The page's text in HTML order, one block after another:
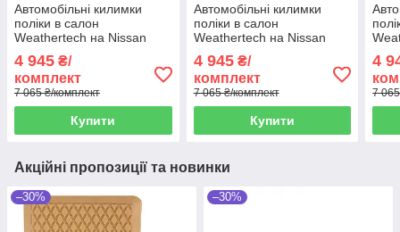
Автомобільні килимки
поліки в салон
Weathertech на Nissan
Ниссан Кашкай
4 945 ₴/
комплект
7 065 ₴/комплект
Купити
Автомобільні килимки
поліки в салон
Weathertech на Nissan
чорні Ниссан Патфайндер
4 945₴/
комплект
7 065 ₴/комплект
Купити
4
7
Акційні пропозиції та новинки
–30% –30%